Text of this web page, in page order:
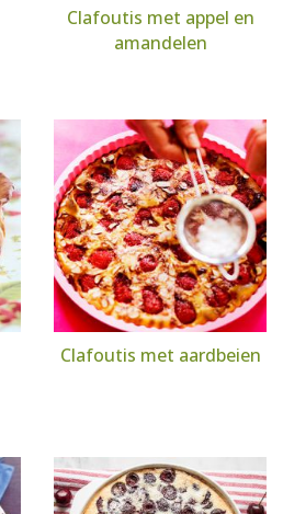
Clafoutis met appel en
amandelen
Clafoutis met aardbeien